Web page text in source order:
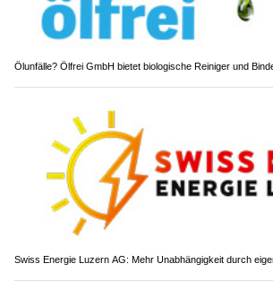
Ölunfälle? Ölfrei GmbH bietet biologische Reiniger und
Swiss Energie Luzern AG: Mehr Unabhängigkeit durch